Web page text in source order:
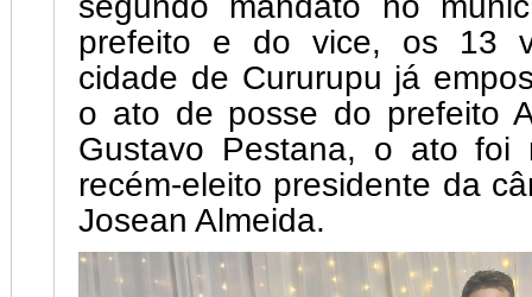
prefeito e do vice, os 13
cidade de Cururupu já
o ato de posse do prefeito
Gustavo Pestana, o ato foi
recém-eleito presidente da
Josean Almeida.